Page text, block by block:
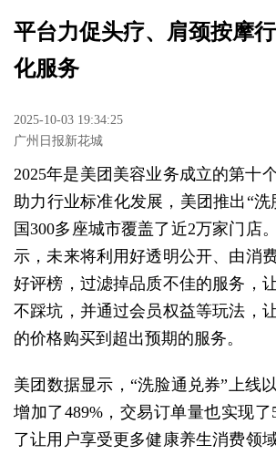
平台力促头疗、肩颈按摩
化服务
2025-10-03 19:34:25
广州日报新花城
2025年是美团美容业务成立的第十
助力行业标准化发展，美团推出“洗
国300多座城市覆盖了近2万家门店
示，未来将利用好透明公开、由消
好评榜，过滤掉品质不佳的服务，
不踩坑，并通过会员权益等玩法，
的价格购买到超出预期的服务。
美团数据显示，“洗脸通兑券”上线
增加了489%，交易订单量也实现了
了让用户享受更多健康养生消费领